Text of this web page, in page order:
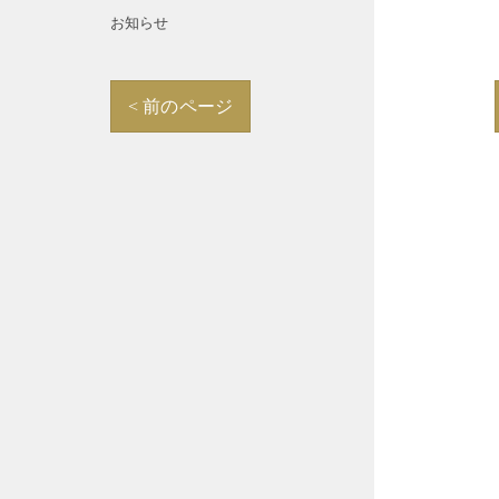
お知らせ
< 前のページ